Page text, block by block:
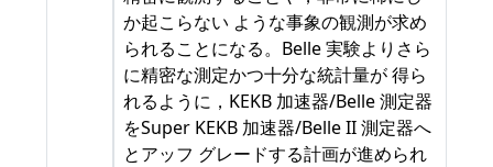
か起こらない ような事象の観測が求め
られることになる。Belle 実験よりさら
に精密な測定かつ十分な統計量が 得ら
れるように，KEKB 加速器/Belle 測定器
をSuper KEKB 加速器/Belle II 測定器へ
とアッフ グレードする計画が進められ